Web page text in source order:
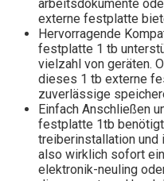
arbeitsdokumente
externe festplatte
Hervorragende
festplatte 1 tb
vielzahl von geräten.
dieses 1 tb externe
zuverlässige
Einfach Anschließen
festplatte 1tb
treiberinstallation
also wirklich sofort
elektronik-neuling